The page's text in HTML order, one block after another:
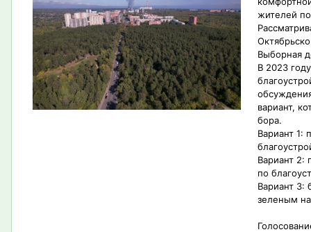
жителей
Выборная
В 2023
вариант,
бора.
Вариант 1:
Вариант 2:
по
Вариант 3:
зеленым